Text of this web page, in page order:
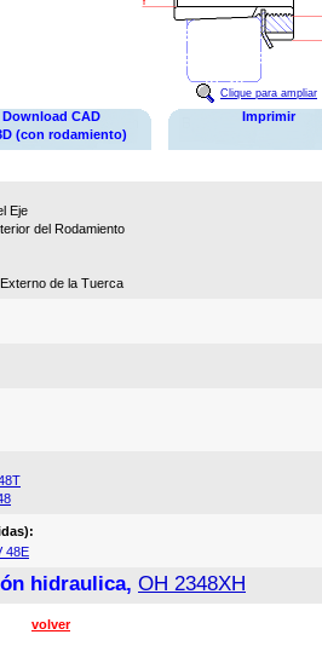
Clique para ampliar
Download CAD
(con rodamiento)
Imprimir
Eje
del Rodamiento
de la Tuerca
48E
hidraulica, OH 2348XH
volver